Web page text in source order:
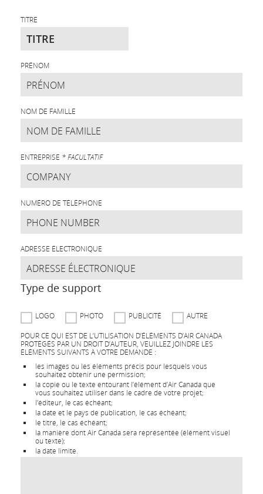
TITRE
PRÉNOM
NOM DE FAMILLE
ENTREPRISE * FACULTATIF
NUMÉRO DE TÉLÉPHONE
ADRESSE ÉLECTRONIQUE
Type de support
LOGO PHOTO PUBLICITÉ
AUTRE
POUR CE QUI EST DE L’UTILISATION D’ÉLÉMENTS D’AIR CANADA
PROTÉGÉS PAR UN DROIT D’AUTEUR, VEUILLEZ JOINDRE LES
ÉLÉMENTS SUIVANTS À VOTRE DEMANDE :
les images ou les éléments précis pour lesquels vous
souhaitez obtenir une permission;
la copie ou le texte entourant l’élément d’Air Canada que
vous souhaitez utiliser dans le cadre de votre projet;
l’éditeur, le cas échéant;
la date et le pays de publication, le cas échéant;
le titre, le cas échéant;
la manière dont Air Canada sera représentée (élément visuel
ou texte);
la date limite.